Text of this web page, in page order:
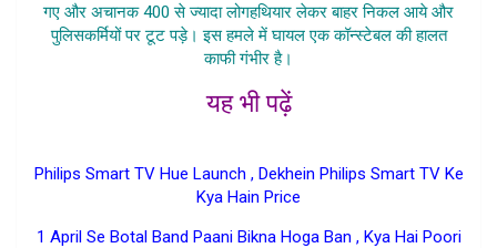
गए और अचानक 400 से ज्यादा लोगहथियार लेकर बाहर निकल आये और
पुलिसकर्मियों पर टूट पड़े। इस हमले में घायल एक कॉन्स्टेबल की हालत
काफी गंभीर है।
यह भी पढ़ें
Philips Smart TV Hue Launch , Dekhein Philips Smart TV Ke
Kya Hain Price
1 April Se Botal Band Paani Bikna Hoga Ban , Kya Hai Poori